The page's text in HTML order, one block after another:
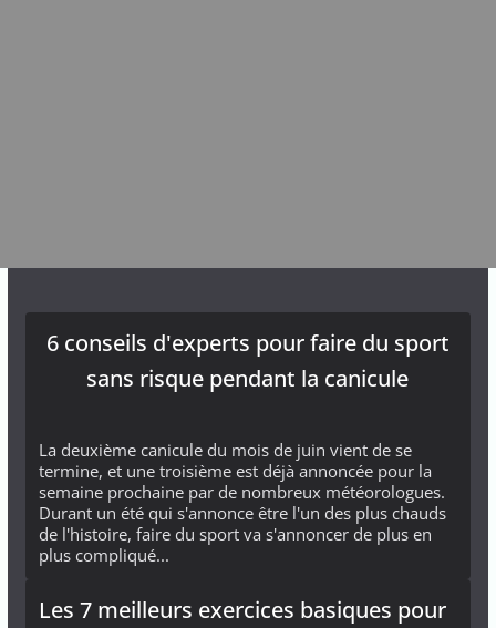
6 conseils d'experts pour faire du sport
sans risque pendant la canicule
La deuxième canicule du mois de juin vient de se
termine, et une troisième est déjà annoncée pour la
semaine prochaine par de nombreux météorologues.
Durant un été qui s'annonce être l'un des plus chauds
de l'histoire, faire du sport va s'annoncer de plus en
plus compliqué...
Les 7 meilleurs exercices basiques pour